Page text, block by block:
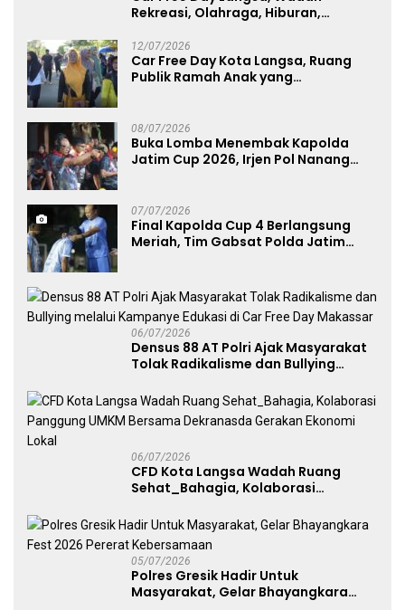
Rekreasi, Olahraga, Hiburan,
UMKM
12/07/2026
Car Free Day Kota Langsa, Ruang
Publik Ramah Anak yang
08/07/2026
Buka Lomba Menembak Kapolda
Jatim Cup 2026, Irjen Pol Nanang
07/07/2026
Final Kapolda Cup 4 Berlangsung
Meriah, Tim Gabsat Polda Jatim
06/07/2026
Densus 88 AT Polri Ajak Masyarakat
Tolak Radikalisme dan Bullying
Free Day Makassar
06/07/2026
CFD Kota Langsa Wadah Ruang
Sehat_Bahagia, Kolaborasi
Dekranasda Gerakan Ekonomi Lokal
05/07/2026
Polres Gresik Hadir Untuk
Masyarakat, Gelar Bhayangkara